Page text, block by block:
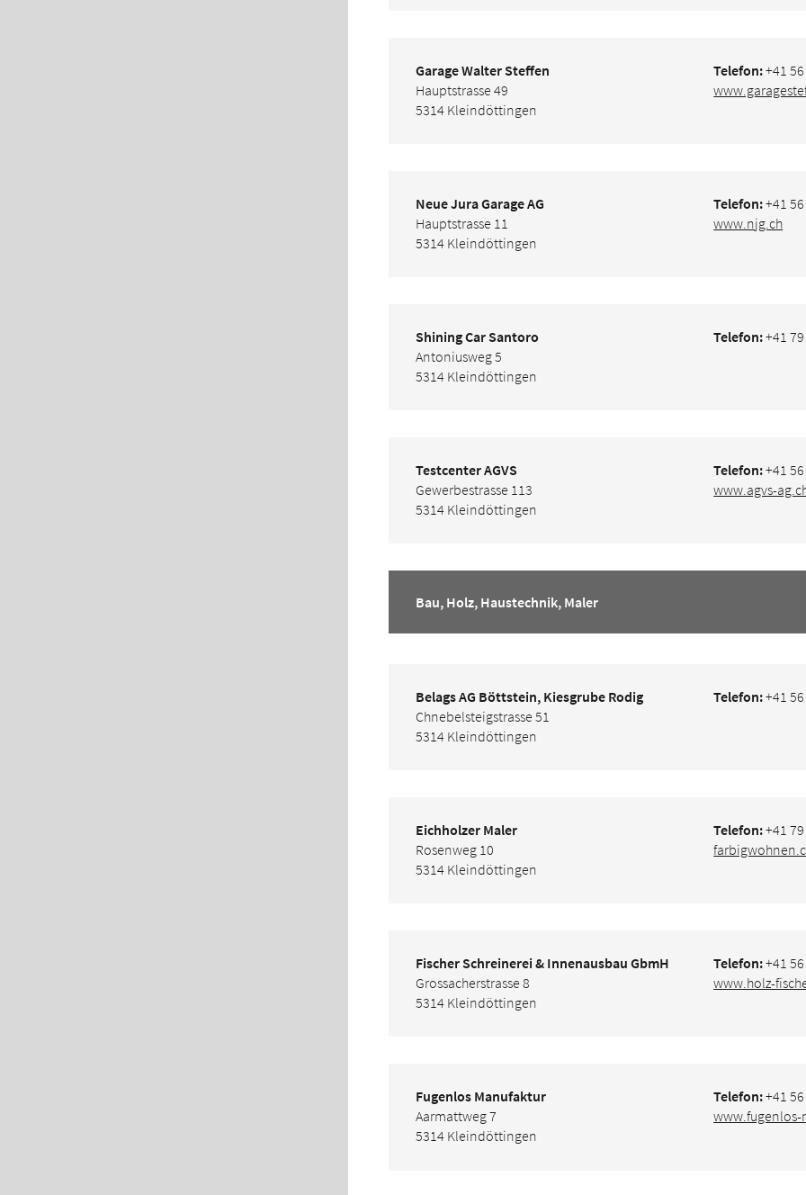
Garage Walter Steffen
Hauptstrasse 49
5314 Kleindöttingen
Telefon:+41
Neue Jura Garage AG
Hauptstrasse 11
5314 Kleindöttingen
Telefon:+41
www.njg.ch
Shining Car Santoro
Antoniusweg 5
5314 Kleindöttingen
Telefon:+41
Testcenter AGVS
Gewerbestrasse 113
5314 Kleindöttingen
Telefon:+41
www.agvs-
Bau, Holz, Haustechnik, Maler
Belags AG Böttstein, Kiesgrube Rodig
Chnebelsteigstrasse 51
5314 Kleindöttingen
Telefon:+41
Eichholzer Maler
Rosenweg 10
5314 Kleindöttingen
Telefon:+41
Fischer Schreinerei & Innenausbau GbmH
Grossacherstrasse 8
5314 Kleindöttingen
Telefon:+41
www.holz-
Fugenlos Manufaktur
Aarmattweg 7
5314 Kleindöttingen
Telefon:+41
www.fugenlos-